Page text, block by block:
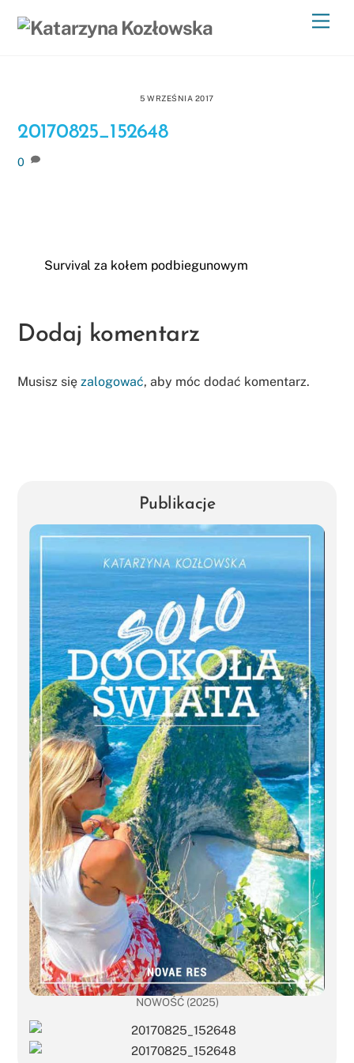
5 WRZEŚNIA 2017
20170825_152648
0
Survival za kołem podbiegunowym
Dodaj komentarz
Musisz sięzalogować, aby móc dodać komentarz.
Publikacje
NOWOŚĆ (2025)